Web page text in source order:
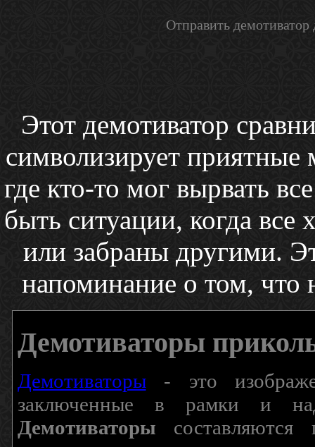
Отправить
Этот демотиватор
символизирует
где кто-то мог вырвать
быть ситуации, когда
или забраны другими.
напоминание о том,
Демотиваторы
Демотиваторы- это
заключенные в рамки и
Демотиваторы составляются